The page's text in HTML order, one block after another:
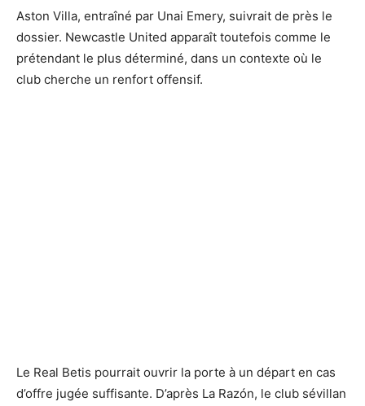
Aston Villa, entraîné par Unai Emery, suivrait de près le
dossier. Newcastle United apparaît toutefois comme le
prétendant le plus déterminé, dans un contexte où le
club cherche un renfort offensif.
Le Real Betis pourrait ouvrir la porte à un départ en cas
d’offre jugée suffisante. D’après La Razón, le club sévillan